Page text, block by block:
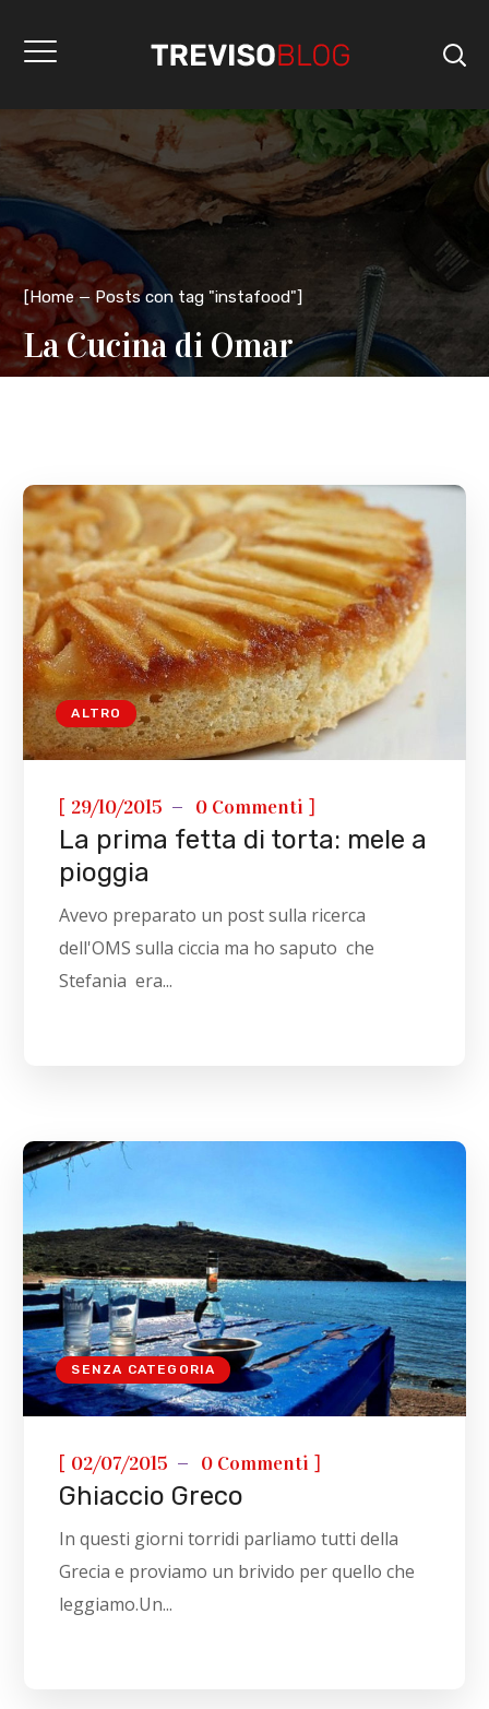
[Home Posts con tag "instafood"]
La Cucina di Omar
ALTRO
[ 29/10/2015 0 Commenti ]
La prima fetta di torta: mele a
pioggia
Avevo preparato un post sulla ricerca
dell'OMS sulla ciccia ma ho saputo che
Stefania era...
SENZA CATEGORIA
[ 02/07/2015 0 Commenti ]
Ghiaccio Greco
In questi giorni torridi parliamo tutti della
Grecia e proviamo un brivido per quello che
leggiamo.Un...